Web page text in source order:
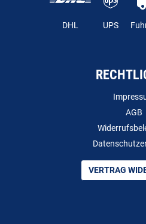
DHL UPS
AGB
VERTRAG